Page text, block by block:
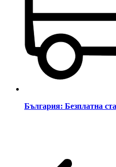
България: Безплатна